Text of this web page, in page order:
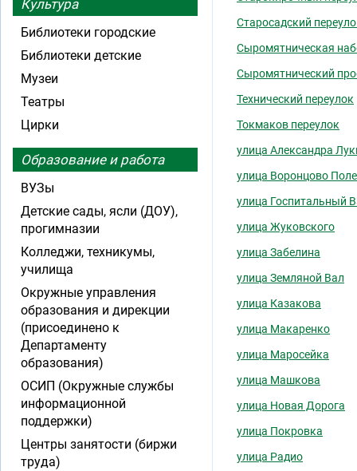
Старосадский
Сыромятническая
Сыромятнический
Технический переулок
Токмаков переулок
улица Александра
улица Воронцово Поле
улица Госпитальный
улица Жуковского
улица Забелина
улица Земляной Вал
улица Казакова
улица Макаренко
улица Маросейка
улица Машкова
улица Новая Дорога
улица Покровка
улица Радио
Культура
Библиотеки городские
Библиотеки детские
Музеи
Театры
Цирки
Образование и работа
ВУЗы
Детские сады, ясли (ДОУ),
прогимназии
Колледжи, техникумы,
училища
Окружные управления
образования и дирекции
(присоединено к
Департаменту
образования)
ОСИП (Окружные службы
информационной
поддержки)
Центры занятости (биржи
труда)